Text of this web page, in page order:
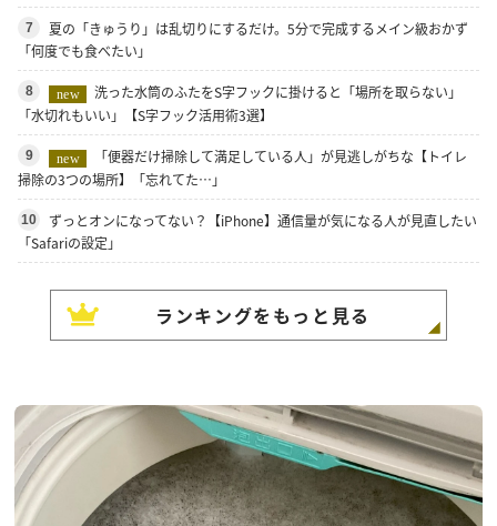
7
夏の「きゅうり」は乱切りにするだけ。5分で完成するメイン級おかず
「何度でも食べたい」
8 new
洗った水筒のふたをS字フックに掛けると「場所を取らない」
「水切れもいい」【S字フック活用術3選】
9 new
「便器だけ掃除して満足している人」が見逃しがちな【トイレ
掃除の3つの場所】「忘れてた…」
10
ずっとオンになってない？【iPhone】通信量が気になる人が見直したい
「Safariの設定」
ランキングをもっと見る